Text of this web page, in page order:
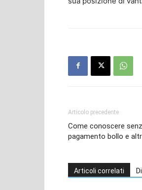
Articolo precedente
Come conoscere
pagamento bollo e
Articoli correlati